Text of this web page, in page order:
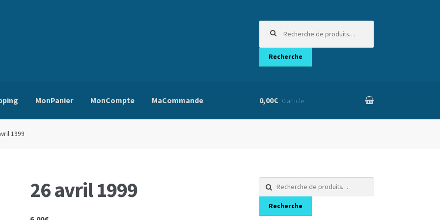
pour :
Recherche
MonPanier MonCompte MaCommande
Générales de Vente
0,00€ 0 article
1999
26 avril 1999
Recherche
pour :
Recherche